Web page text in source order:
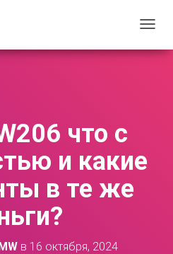
Е
что с
и какие
в те же
в 16 октября, 2024